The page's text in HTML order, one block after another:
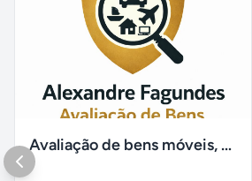
Avaliação de bens móveis, Avaliação patrimônial